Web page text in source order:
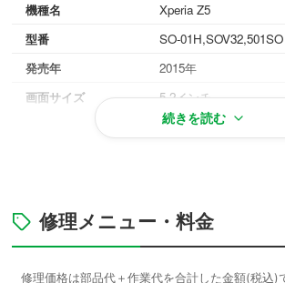
機種名
Xperia Z5
型番
SO-01H,SOV32,501SO
発売年
2015年
画面サイズ
5.2インチ
154g
本体カラー
グラファイトブラック
ルド、グリーン、ピンク
続きを読む
修理メニュー・料金